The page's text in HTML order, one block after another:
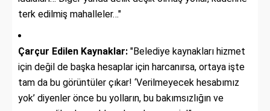
terk edilmiş mahalleler…"
Çarçur Edilen Kaynaklar: "Belediye kaynakları hizmet
için değil de başka hesaplar için harcanırsa, ortaya işte
tam da bu görüntüler çıkar! ‘Verilmeyecek hesabımız
yok’ diyenler önce bu yolların, bu bakımsızlığın ve